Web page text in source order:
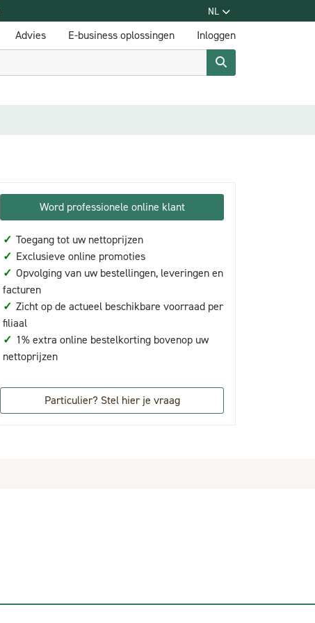
NL
Advies E-business oplossingen Inloggen
Word professionele online klant
✓ Toegang tot uw nettoprijzen
✓ Exclusieve online promoties
✓ Opvolging van uw bestellingen, leveringen en
facturen
✓ Zicht op de actueel beschikbare voorraad per
filiaal
✓ 1% extra online bestelkorting bovenop uw
nettoprijzen
Particulier? Stel hier je vraag